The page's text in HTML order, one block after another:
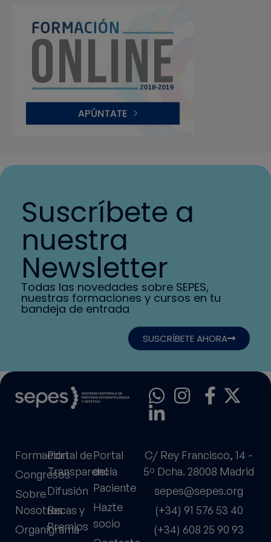
Suscríbete a
nuestra
Newsletter
Todas las novedades sobre SEPES,
nuestras formaciones y cursos en tu
bandeja de entrada
SUSCRÍBETE AHORA
Formación
Congresos
Sobre
Nosotros
Organigrama
Portal de
Transparencia
Difusión
Becas y
Premios
Portal
del
Paciente
Hazte
socio
C/ Rey Francisco, 14 -
5º Dcha. 28008 Madrid
sepes@sepes.org
(+34) 91 576 53 40
(+34) 608 25 90 93